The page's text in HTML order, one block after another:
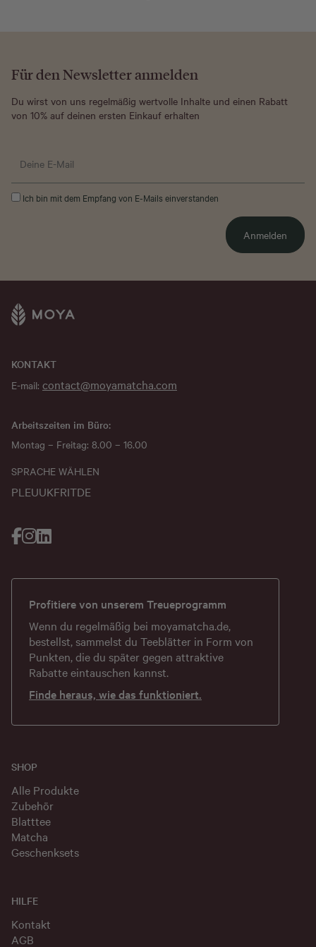
Für den Newsletter anmelden
Du wirst von uns regelmäßig wertvolle Inhalte und einen Rabatt
von 10% auf deinen ersten Einkauf erhalten
Ich bin mit dem Empfang von E-Mails einverstanden
Anmelden
KONTAKT
E-mail: contact@moyamatcha.com
Arbeitszeiten im Büro:
Montag – Freitag: 8.00 – 16.00
SPRACHE WÄHLEN
PL EUUKFRITDE
SHOP
Alle Produkte
Zubehör
Blatttee
Matcha
Geschenksets
HILFE
Kontakt
AGB
Profitiere von unserem Treueprogramm
Wenn du regelmäßig bei moyamatcha.de,
bestellst, sammelst du Teeblätter in Form von
Punkten, die du später gegen attraktive
Rabatte eintauschen kannst.
Finde heraus, wie das funktioniert.